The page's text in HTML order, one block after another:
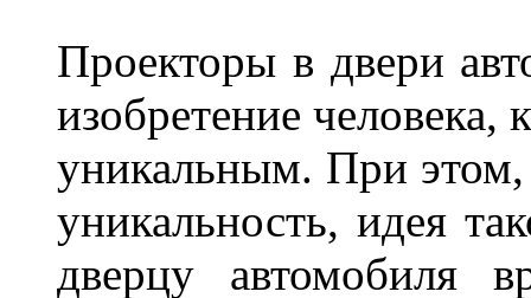
Проекторы в двери
изобретение человека,
уникальным. При этом,
уникальность, идея
дверцу автомобиля